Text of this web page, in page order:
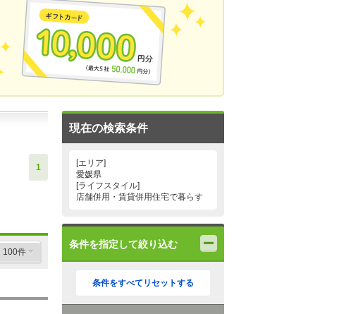
1
現在の検索条件
[エリア]
愛媛県
[ライフスタイル]
店舗併用・賃貸併用住宅で暮らす
条件を指定して絞り込む
条件をすべてリセットする